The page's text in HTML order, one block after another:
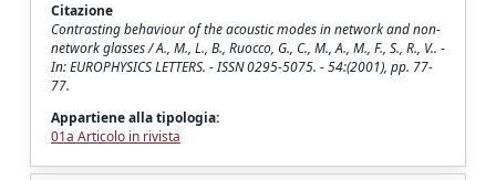
Citazione
Contrasting behaviour of the acoustic modes in network and non-
network glasses / A., M., L., B., Ruocco, G., C., M., A., M., F., S., R., V.. -
In: EUROPHYSICS LETTERS. - ISSN 0295-5075. - 54:(2001), pp. 77-
77.
Appartiene alla tipologia:
01a Articolo in rivista